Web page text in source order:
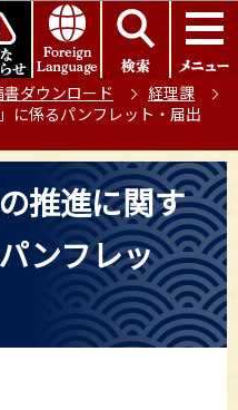
文へ移動
書ダウンロード
経理課
に係るパンフレット・届出
推進に関す
ンフレッ